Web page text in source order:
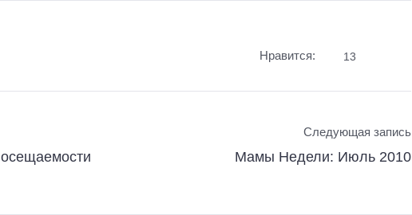
Нравится: 13
Следующая запись
Мамы Недели: Июль 2010